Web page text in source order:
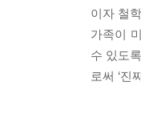
이자 철
가족이
수 있도
로써 ‘진